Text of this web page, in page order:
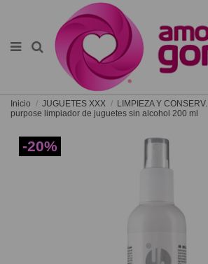
Inicio JUGUETES XXX LIMPIEZA Y CONSERV.
purpose limpiador de juguetes sin alcohol 200 ml
-20%